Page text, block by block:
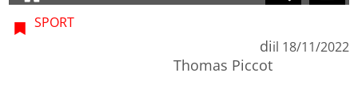
SPORT
di
Thomas Piccot
il 18/11/2022